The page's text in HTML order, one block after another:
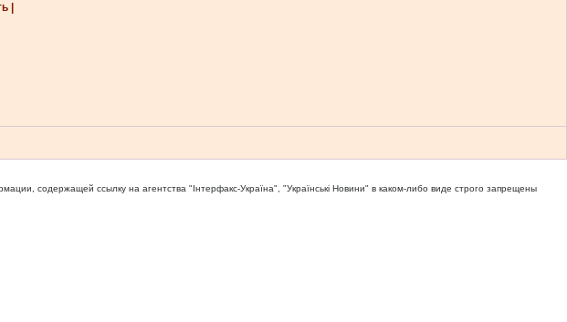
|
содержащей ссылку на агентства "Iнтерфакс-Україна", "Українськi Новини" в каком-либо виде строго запрещены